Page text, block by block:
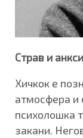
Страв и
Хичкок е
атмосфера и
психолошка
закани.